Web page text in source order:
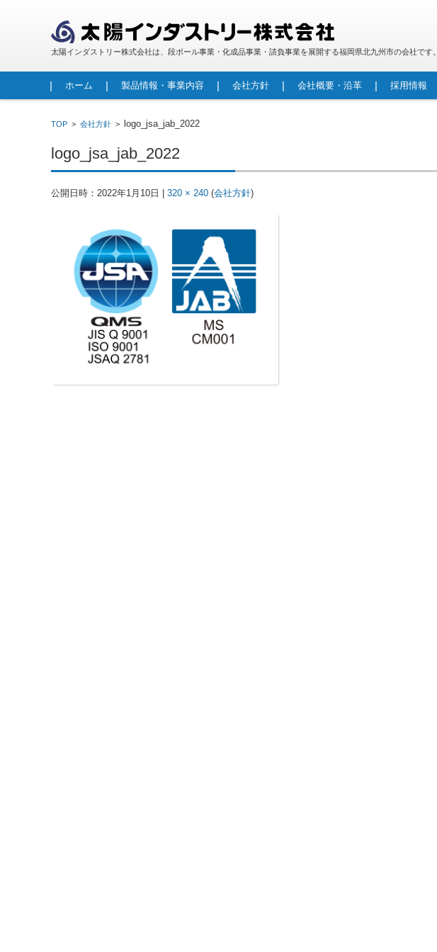
太陽インダストリー株式会社は、段ボール事業・化成品事業・請負事業を展開する福岡県北九州市の会社です。
コンテンツに移動
ホーム
製品情報・事業内容 会社方針 会社概要・沿革 採用情報
TOP > 会社方針 > logo_jsa_jab_2022
logo_jsa_jab_2022
公開日時： 2022年1月10日 320 × 240 (会社方針)